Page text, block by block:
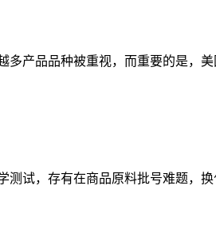
产品品种被重视，而重要的是，
测试，存有在商品原料批号难题，